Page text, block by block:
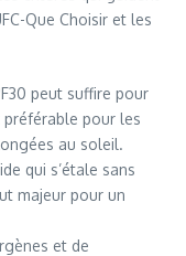
Que Choisir et les
peut suffire pour
pour les
au soleil.
qui s’étale sans
majeur pour un
et de